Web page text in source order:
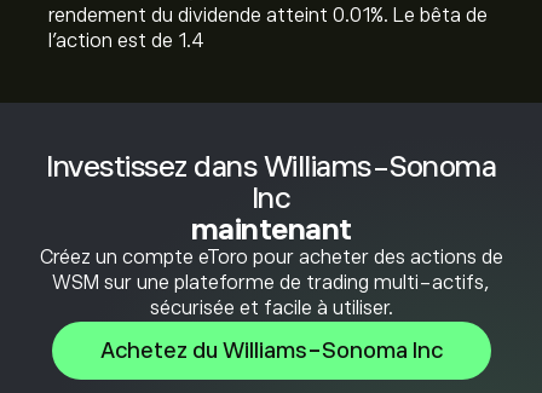
Investissez dans Williams-Sonoma
Inc
maintenant
Créez un compte eToro pour acheter des actions de
WSM sur une plateforme de trading multi-actifs,
sécurisée et facile à utiliser.
Achetez du Williams-Sonoma Inc
rendement du dividende atteint 0.01%. Le bêta de
l'action est de 1.4